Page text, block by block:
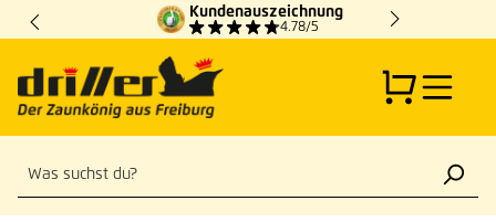
Zum Hauptinhalt springen
Kundenauszeichnung
4.78/5